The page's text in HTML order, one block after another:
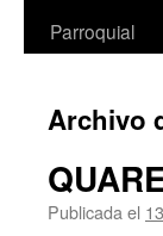
Parroquial
Archivo
Publicada el